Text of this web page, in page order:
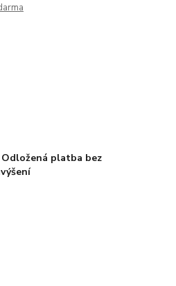
Odložená platba bez